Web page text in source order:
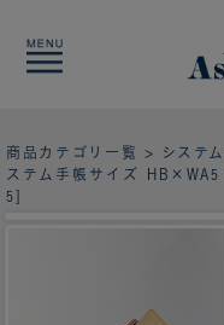
商品カテゴリ一覧 > システ
ステム手帳サイズ HB×WA5
5]